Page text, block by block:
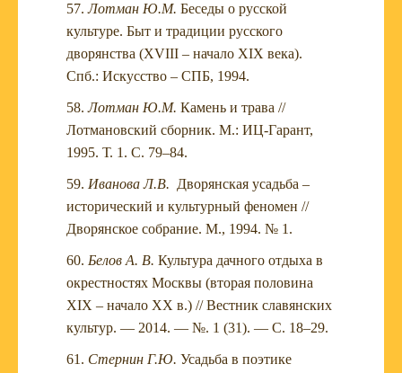
Лотман Ю.М. Беседы о русской
культуре. Быт и традиции русского
дворянства (XVIII – начало XIX века).
Спб.: Искусство – СПБ, 1994.
Лотман Ю.М. Камень и трава //
Лотмановский сборник. М.: ИЦ-Гарант,
1995. Т. 1. С. 79–84.
Иванова Л.В. Дворянская усадьба –
исторический и культурный феномен //
Дворянское собрание. М., 1994. № 1.
Белов А. В. Культура дачного отдыха в
окрестностях Москвы (вторая половина
XIX – начало XX в.) // Вестник славянских
культур. — 2014. — №. 1 (31). — С. 18–29.
Стернин Г.Ю. Усадьба в поэтике